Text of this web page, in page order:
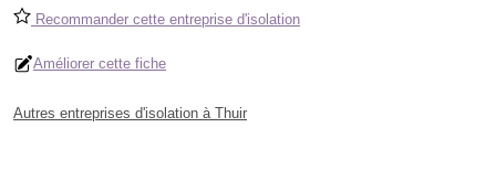
Recommander cette entreprise d'isolation
Améliorer cette fiche
Autres entreprises d'isolation à Thuir